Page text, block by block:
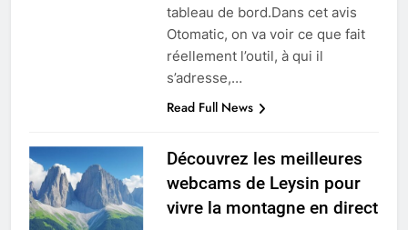
tableau de bord.Dans cet avis
Otomatic, on va voir ce que fait
réellement l’outil, à qui il
s’adresse,…
Read Full News
Découvrez les meilleures
webcams de Leysin pour
vivre la montagne en direct